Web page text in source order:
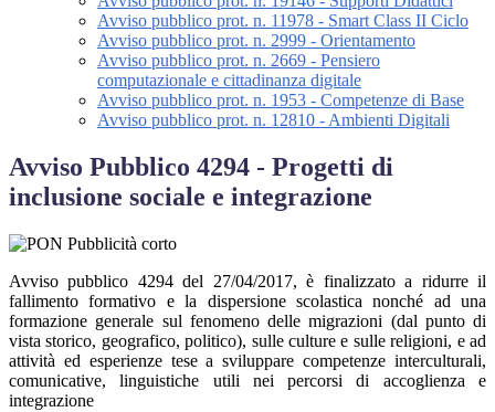
Avviso pubblico prot. n. 11978 - Smart Class II Ciclo
Avviso pubblico prot. n. 2999 - Orientamento
Avviso pubblico prot. n. 2669 - Pensiero
computazionale e cittadinanza digitale
Avviso pubblico prot. n. 1953 - Competenze di Base
Avviso pubblico prot. n. 12810 - Ambienti Digitali
Avviso Pubblico 4294 - Progetti di
inclusione sociale e integrazione
Avviso pubblico 4294 del 27/04/2017, è finalizzato a ridurre il
fallimento formativo e la dispersione scolastica nonché ad una
formazione generale sul fenomeno delle migrazioni (dal punto di
vista storico, geografico, politico), sulle culture e sulle religioni, e ad
attività ed esperienze tese a sviluppare competenze interculturali,
comunicative, linguistiche utili nei percorsi di accoglienza e
integrazione